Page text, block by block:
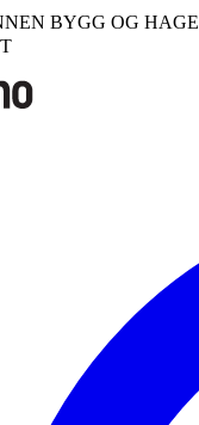
BYGG OG HAGE